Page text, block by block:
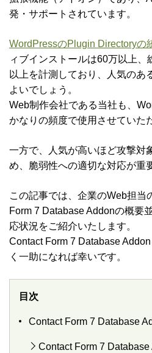
発・サポートされています。
WordPressのPlugin Directoryの
ィブインストールは60万以上、
以上を計測しており、人気のあ
よいでしょう。
Web制作会社である当社も、
かなりの頻度で使用させていた
一方で、人気が高いほど攻撃対
め、脆弱性への適切な対応が重
この記事では、企業のWeb担当
Form 7 Database Addonの概要
応状況をご紹介いたします。
Contact Form 7 Database
く一助になれば幸いです。
目次
Contact Form 7 Database
Contact Form 7